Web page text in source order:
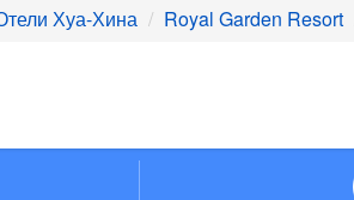
Хуа-Хина Royal Garden Resort